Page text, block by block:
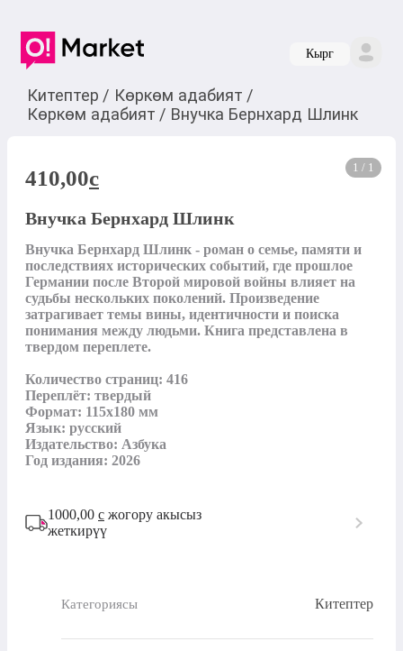
Кырг
Китептер / Көркөм адабият /
Көркөм адабият / Внучка Бернхард Шлинк
1 / 1
410,00c
Внучка Бернхард Шлинк
Внучка Бернхард Шлинк - роман о семье, памяти и
последствиях исторических событий, где прошлое
Германии после Второй мировой войны влияет на
судьбы нескольких поколений. Произведение
затрагивает темы вины, идентичности и поиска
понимания между людьми. Книга представлена в
твердом переплете.
Количество страниц: 416
Переплёт: твердый
Формат: 115х180 мм
Язык: русский
Издательство: Азбука
Год издания: 2026
1000,00 с жогору акысыз
жеткирүү
Категориясы Китептер